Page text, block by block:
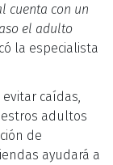
cuenta con un
el adulto
la especialista
evitar caídas,
adultos
de
ayudará a